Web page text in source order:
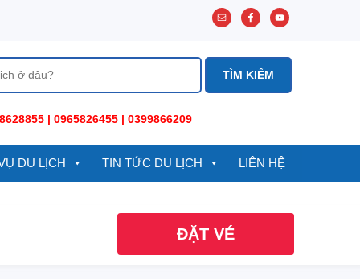
| 0965826455 | 0399866209
DU LỊCH TIN TỨC DU LỊCH LIÊN HỆ
ĐẶT VÉ